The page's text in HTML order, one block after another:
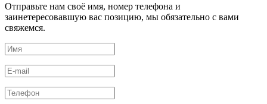
Отправьте нам своё имя, номер телефона и
заинетересовавшую вас позицию, мы обязательно с вами
свяжемся.